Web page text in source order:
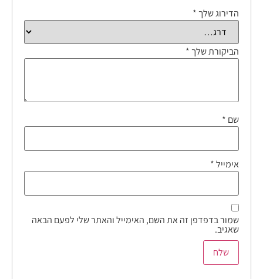
הדירוג שלך *
הביקורת שלך *
שם *
אימייל*
שמור בדפדפן זה את השם, האימייל והאתר שלי לפעם הבאה
שאגיב.